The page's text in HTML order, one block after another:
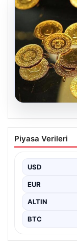
7 Nisan
Analizi
bölgesel
devam ediyor.…
Piyasa Verileri
USD
EUR
ALTIN
BTC